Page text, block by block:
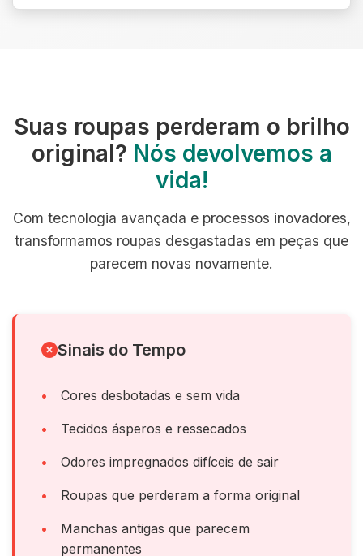
Suas roupas perderam o brilho
original? Nós devolvemos a
vida!
Com tecnologia avançada e processos inovadores,
transformamos roupas desgastadas em peças que
parecem novas novamente.
Sinais do Tempo
Cores desbotadas e sem vida
Tecidos ásperos e ressecados
Odores impregnados difíceis de sair
Roupas que perderam a forma original
Manchas antigas que parecem
permanentes